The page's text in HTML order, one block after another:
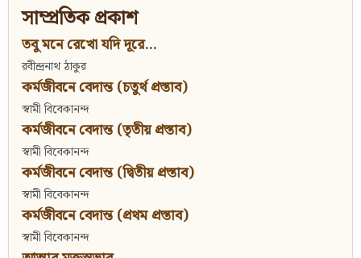
সাম্প্রতিক প্রকাশ
তবু মনে রেখো যদি দূরে...
রবীন্দ্রনাথ ঠাকুর
কর্মজীবনে বেদান্ত (চতুর্থ প্রস্তাব)
স্বামী বিবেকানন্দ
কর্মজীবনে বেদান্ত (তৃতীয় প্রস্তাব)
স্বামী বিবেকানন্দ
কর্মজীবনে বেদান্ত (দ্বিতীয় প্রস্তাব)
স্বামী বিবেকানন্দ
কর্মজীবনে বেদান্ত (প্রথম প্রস্তাব)
স্বামী বিবেকানন্দ